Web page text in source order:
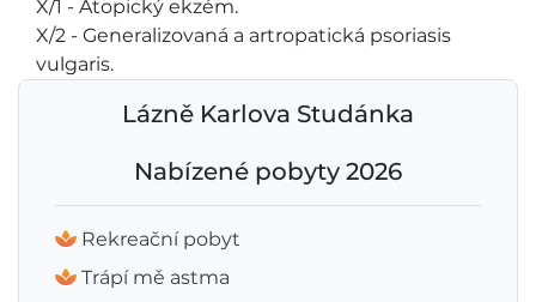
Lázně Karlova Studánka
Nabízené pobyty 2026
Rekreační pobyt
Trápí mě astma
X/1 - Atopický ekzém.
X/2 - Generalizovaná a artropatická psoriasis
vulgaris.